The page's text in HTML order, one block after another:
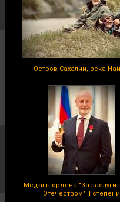
Остров Сахалин, река
Медаль ордена "За заслуги
Отечеством" II степени